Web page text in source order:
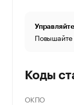
Повышайте
Коды
ОКПО